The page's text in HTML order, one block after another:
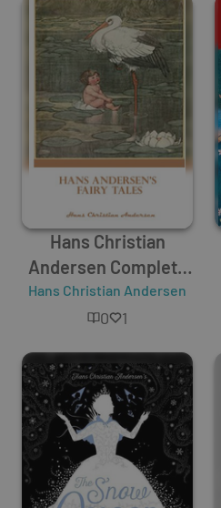
Hans Christian
Andersen Complete
Fairy Tales illustrated
Hans Christian Andersen
0 1